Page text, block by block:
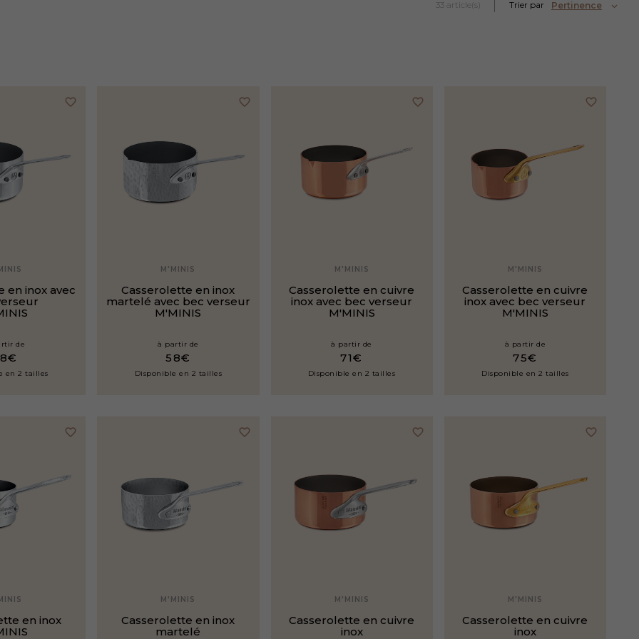
33 article(s) Trier par Pertinence
favorite_border
en inox avec
de
en 2 tailles
favorite_border
M'MINIS
Casserolette en inox
martelé avec bec verseur
M'MINIS
à partir de
58€
Disponible en 2 tailles
favorite_border
M'MINIS
Casserolette en cuivre
inox avec bec verseur
M'MINIS
à partir de
71€
Disponible en 2 tailles
favorite_border
M'MINIS
Casserolette en cuivre
inox avec bec verseur
M'MINIS
à partir de
75€
Disponible en 2 tailles
favorite_border
en inox
favorite_border
M'MINIS
Casserolette en inox
martelé
favorite_border
M'MINIS
Casserolette en cuivre
inox
favorite_border
M'MINIS
Casserolette en cuivre
inox